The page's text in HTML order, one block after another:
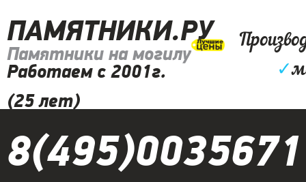
ПАМЯТНИКИ.РУ
Памятники на могилу
Работаем с 2001г.
(25 лет)
✓
8(495)0035671